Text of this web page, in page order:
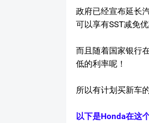
政府已经宣布延长
可以享有SST减免优
而且随着国家银行
低的利率呢！
所以有计划买新车
以下是Honda在这